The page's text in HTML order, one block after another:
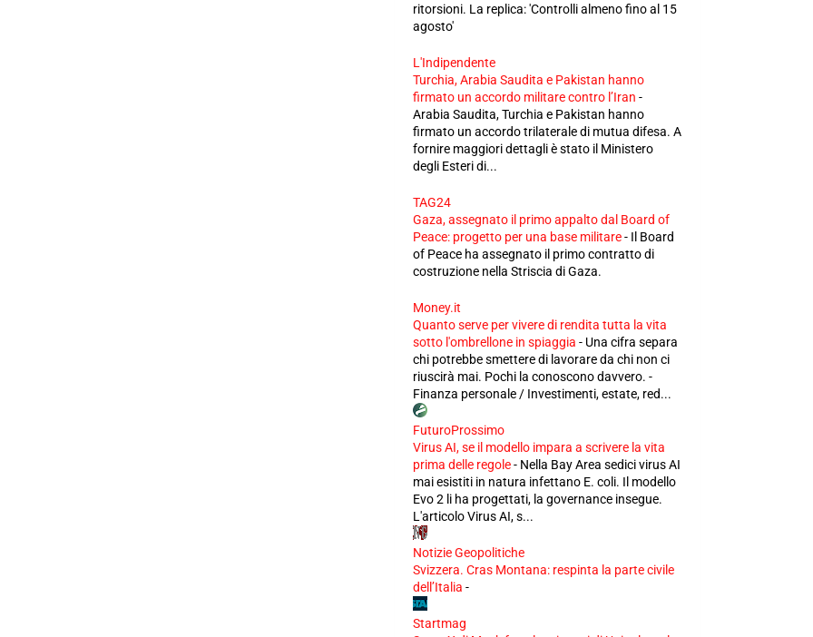
ritorsioni. La replica: 'Controlli almeno fino al 15
agosto'
L'Indipendente
Turchia, Arabia Saudita e Pakistan hanno
firmato un accordo militare contro l’Iran -
Arabia Saudita, Turchia e Pakistan hanno
firmato un accordo trilaterale di mutua difesa. A
fornire maggiori dettagli è stato il Ministero
degli Esteri di...
TAG24
Gaza, assegnato il primo appalto dal Board of
Peace: progetto per una base militare- Il Board
of Peace ha assegnato il primo contratto di
costruzione nella Striscia di Gaza.
Money.it
Quanto serve per vivere di rendita tutta la vita
sotto l'ombrellone in spiaggia - Una cifra separa
chi potrebbe smettere di lavorare da chi non ci
riuscirà mai. Pochi la conoscono davvero. -
Finanza personale / Investimenti, estate, red...
FuturoProssimo
Virus AI, se il modello impara a scrivere la vita
prima delle regole- Nella Bay Area sedici virus AI
mai esistiti in natura infettano E. coli. Il modello
Evo 2 li ha progettati, la governance insegue.
L'articolo Virus AI, s...
Notizie Geopolitiche
Svizzera. Cras Montana: respinta la parte civile
dell’Italia -
Startmag